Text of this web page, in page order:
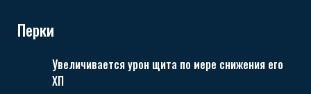
Перки
Увеличивается урон щита по мере снижения его
ХП